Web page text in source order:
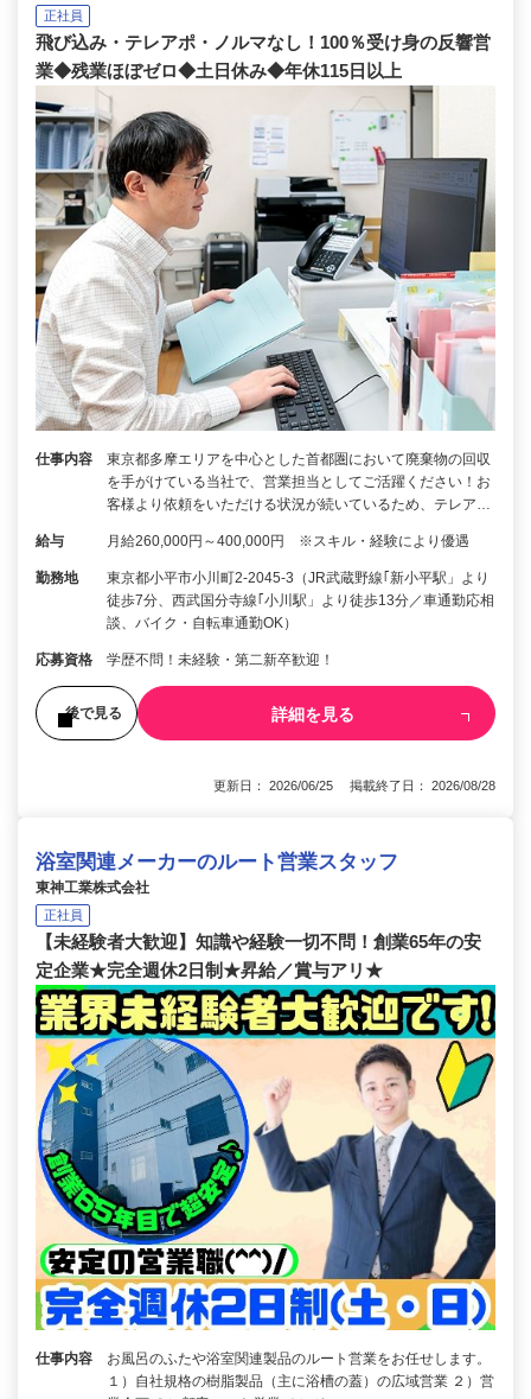
正社員
飛び込み・テレアポ・ノルマなし！100％受け身の反響営
業◆残業ほぼゼロ◆土日休み◆年休115日以上
仕事内容
東京都多摩エリアを中心とした首都圏において廃棄物の回収
を手がけている当社で、営業担当としてご活躍ください！お
客様より依頼をいただける状況が続いているため、テレア…
給与 月給260,000円～400,000円 ※スキル・経験により優遇
勤務地
東京都小平市小川町2-2045-3（JR武蔵野線｢新小平駅」より
徒歩7分、西武国分寺線｢小川駅」より徒歩13分／車通勤応相
談、バイク・自転車通勤OK）
応募資格 学歴不問！未経験・第二新卒歓迎！
後で見る 詳細を見る
更新日： 2026/06/25 掲載終了日： 2026/08/28
浴室関連メーカーのルート営業スタッフ
東神工業株式会社
正社員
【未経験者大歓迎】知識や経験一切不問！創業65年の安
定企業★完全週休2日制★昇給／賞与アリ★
仕事内容
お風呂のふたや浴室関連製品のルート営業をお任せします。
１）自社規格の樹脂製品（主に浴槽の蓋）の広域営業 ２）営